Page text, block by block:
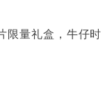
限量礼盒，牛仔时